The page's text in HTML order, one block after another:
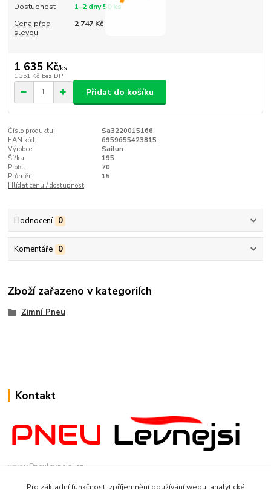
Dostupnost
1-2 dny 50 ks
Cena před
slevou
2 747 Kč
1 635 Kč/ks
1 351 Kč bez DPH
Přidat do košíku
Číslo produktu:
Sa3220015166
EAN kód:
6959655423815
Výrobce:
Sailun
Šířka:
195
Profil:
70
Průměr:
15
Hlídat cenu / dostupnost
Hodnocení 0
Komentáře 0
Zboží zařazeno v kategoriích
Zimní Pneu
Kontakt
www.Pneulevnejsi.cz
Pro základní funkčnost, zpříjemnění používání webu, analytické